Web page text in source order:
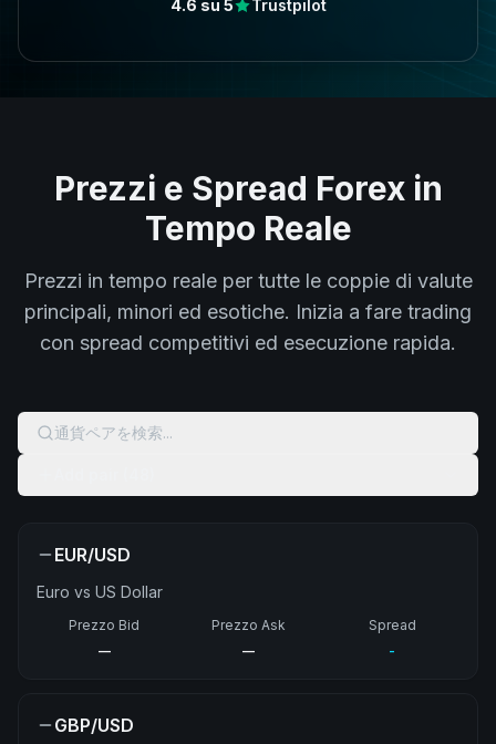
4.6 su 5 Trustpilot
Prezzi e Spread Forex in
Tempo Reale
Prezzi in tempo reale per tutte le coppie di valute
principali, minori ed esotiche. Inizia a fare trading
con spread competitivi ed esecuzione rapida.
通貨ペアを検索...
EUR/USD
Euro vs US Dollar
Prezzo Bid
—
Prezzo Ask
—
Spread
-
GBP/USD